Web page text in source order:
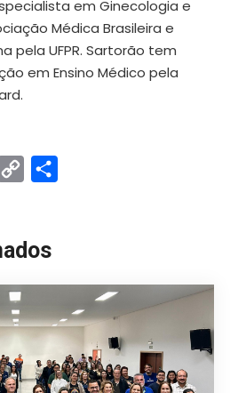
em Ginecologia e
Médica Brasileira e
pela UFPR. Sartorão tem
em Ensino Médico pela
LinkedIn
Copy